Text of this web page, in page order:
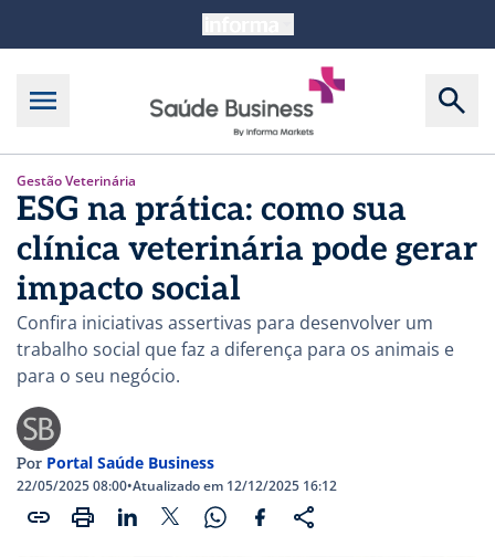
Gestão Veterinária
ESG na prática: como sua
clínica veterinária pode gerar
impacto social
Confira iniciativas assertivas para desenvolver um
trabalho social que faz a diferença para os animais e
para o seu negócio.
Por Portal Saúde Business
22/05/2025 08:00•Atualizado em 12/12/2025 16:12